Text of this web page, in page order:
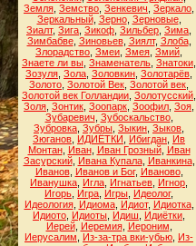
Земля Земство Зенкевич Зеркало
Зеркальный, Зерно, Зерновые,
Зиалт, Зига Зикоф Зильбер Зима
Зимбабве, Зиновьев, Зиялт, Злоба,
Злорадство Змеи Змея Змий
Знаете ли вы Знаменатель Знатоки
Зозуля Зола Золовкин Золотарёв
Золото Золотой Век Золотой век
Золотой век Голландии Золотусский
Золя Зонтик Зоопарк Зоофил Зоя
Зубаревич Зубоскальство,
Зубровка Зубры Зыкин Зыков
Зюганов ИДИЁТКИ Ибигдан Ив
Монтан, Иван, Иван Грозный, Иван
Засурский, Ивана Купала, Иванкина,
Иванов, Иванов и Бог, Иваново,
Иванушка Игла Игнатьев Игнор
Игорь Игра Игры Идеолог,
Идеология, Идиома, Идиот, Идиотка,
Идиото Идиоты Идиш Идиётки
Иерей, Иеремия, Иероним
Иерусалим
Из-за-тра вки-убью Из-